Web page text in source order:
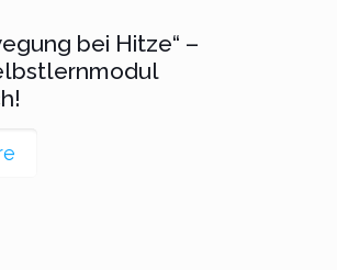
bei Hitze“ –